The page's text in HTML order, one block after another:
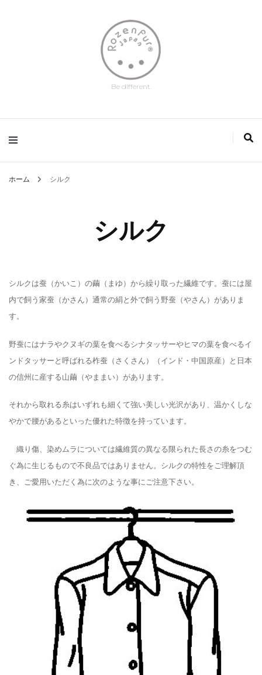
Be different.
ホーム シルク
シルク
シルクは蚕（かいこ）の繭（まゆ）から繰り取った繊維です。蚕には屋
内で飼う家蚕（かさん）通常の絹と外で飼う野蚕（やさん）がありま
す。
野蚕にはナラやクヌギの葉を食べるシナタッサーやヒマの葉を食べるイ
ンドタッサーと呼ばれる柞蚕（さくさん）（インド・中国原産）と日本
の信州に産する山繭（やままい）があります。
それから取れる糸はいずれも細くて強い美しい光沢があり、温かくしな
やかで腰があるといった優れた特徴を持っています。
織り傷、染めムラについては繊維質の異なる限られた長さの糸をつむ
ぐ為に生じるもので不良品ではありません。シルクの特性をご理解頂
き、ご愛用いただく為に次のような事にご注意下さい。